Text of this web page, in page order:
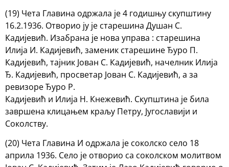
(19) Чета Главина одржала је 4 годишњу скупштину
16.2.1936. Отворио ју је старешина Душан С.
Кадијевић. Изабрана је нова управа : старешина
Илија И. Кадијевић, заменик старешине Ђуро П.
Кадијевић, тајник Јован С. Кадијевић, начелник Илија
Ђ. Кадијевић, просветар Јован С. Кадијевић, а за
ревизоре Ђуро Р.
Кадијевић и Илија Н. Кнежевић. Скупштина је била
завршена клицањем краљу Петру, Југославији и
Соколству.
(20) Чета Главина И одржала је соколско село 18
априла 1936. Село је отворио са соколском молитвом